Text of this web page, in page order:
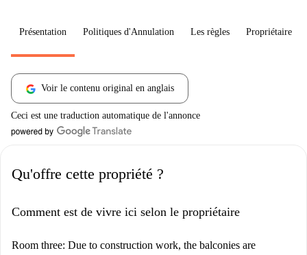
Présentation Politiques d'Annulation Les règles Propriétaire
Voir le contenu original en anglais
Ceci est une traduction automatique de l'annonce
Qu'offre cette propriété ?
Comment est de vivre ici selon le propriétaire
Room three: Due to construction work, the balconies are